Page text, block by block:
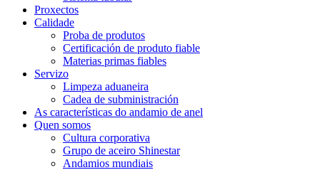
Proxectos
Calidade
Proba de produtos
Certificación de produto fiable
Materias primas fiables
Servizo
Limpeza aduaneira
Cadea de subministración
As características do andamio de anel
Quen somos
Cultura corporativa
Grupo de aceiro Shinestar
Andamios mundiais